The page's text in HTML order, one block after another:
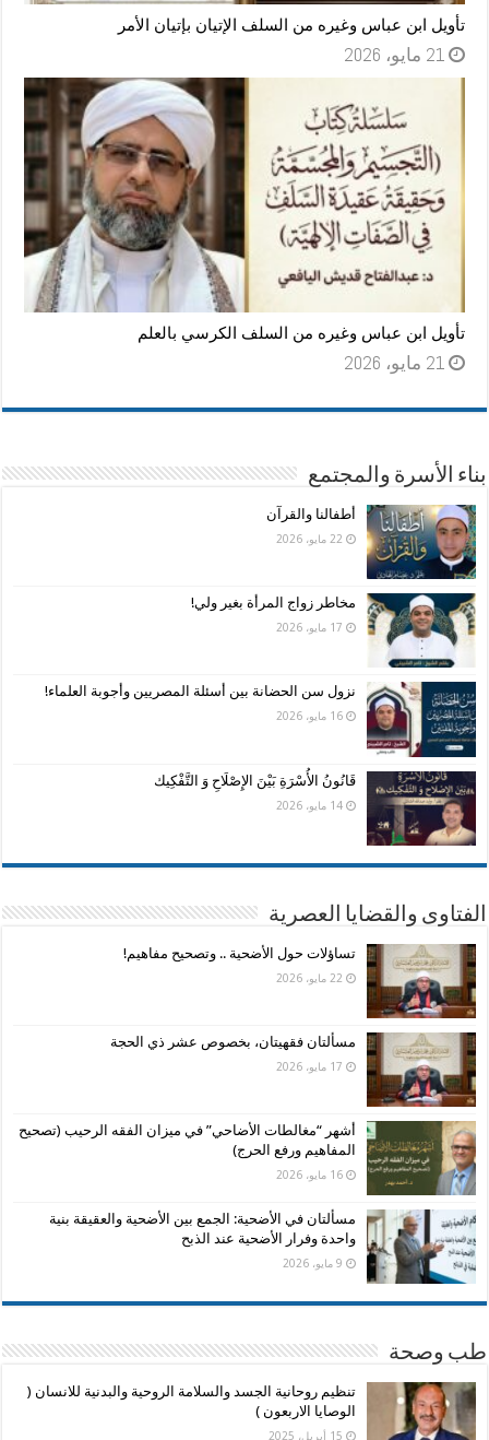
تأويل ابن عباس وغيره من السلف الإتيان بإتيان الأمر
21 مايو، 2026
تأويل ابن عباس وغيره من السلف الكرسي بالعلم
21 مايو، 2026
بناء الأسرة والمجتمع
أطفالنا والقرآن
22 مايو، 2026
مخاطر زواج المرأة بغير ولي!
17 مايو، 2026
نزول سن الحضانة بين أسئلة المصريين وأجوبة العلماء!
16 مايو، 2026
قَانُونُ الأُسْرَةِ بَيْنَ الإِصْلَاحِ وَ التَّفْكِيك
14 مايو، 2026
الفتاوى والقضايا العصرية
تساؤلات حول الأضحية .. وتصحيح مفاهيم!
22 مايو، 2026
مسألتان فقهيتان، بخصوص عشر ذي الحجة
17 مايو، 2026
أشهر “مغالطات الأضاحي” في ميزان الفقه الرحيب (تصحيح
المفاهيم ورفع الحرج)
16 مايو، 2026
مسألتان في الأضحية: الجمع بين الأضحية والعقيقة بنية
واحدة وفرار الأضحية عند الذبح
9 مايو، 2026
طب وصحة
تنظيم روحانية الجسد والسلامة الروحية والبدنية للانسان (
الوصايا الاربعون )
15 أبريل، 2025